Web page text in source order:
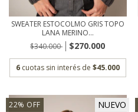
SWEATER ESTOCOLMO GRIS TOPO
LANA MERINO...
$340.000
$270.000
6 cuotas sin interés de $45.000
22% OFF NUEVO